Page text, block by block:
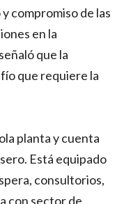
compromiso de las
en la
que la
que requiere la
planta y cuenta
Está equipado
consultorios,
con sector de